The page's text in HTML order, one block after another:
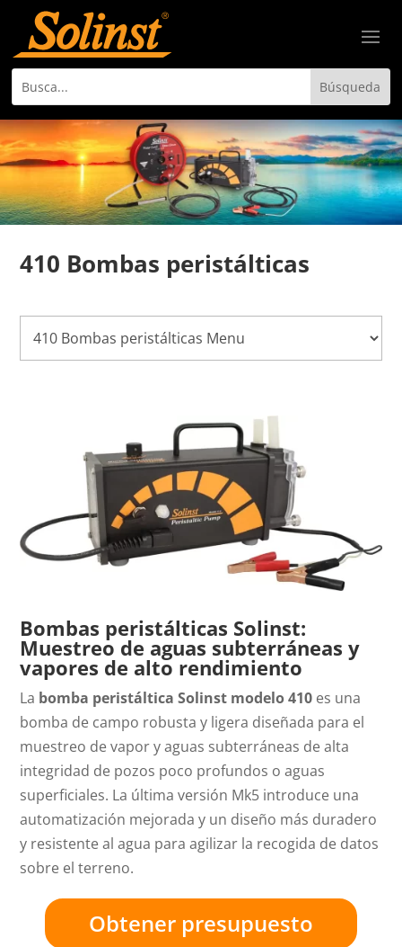
410 Bombas peristálticas
Bombas peristálticas Solinst:
Muestreo de aguas subterráneas y
vapores de alto rendimiento
La bomba peristáltica Solinst modelo 410 es una
bomba de campo robusta y ligera diseñada para el
muestreo de vapor y aguas subterráneas de alta
integridad de pozos poco profundos o aguas
superficiales. La última versión Mk5 introduce una
automatización mejorada y un diseño más duradero
y resistente al agua para agilizar la recogida de datos
sobre el terreno.
Obtener presupuesto